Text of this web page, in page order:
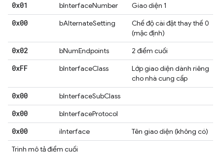
0x01 bInterfaceNumber Giao diện 1
0x00 bAlternateSetting
Chế độ cài đặt thay thế 0
(mặc định)
0x02 bNumEndpoints 2 điểm cuối
0xFF bInterfaceClass
Lớp giao diện dành riêng
cho nhà cung cấp
0x00 bInterfaceSubClass
0x00 bInterfaceProtocol
0x00 iInterface
Tên giao diện (không có)
Trình mô tả điểm cuối